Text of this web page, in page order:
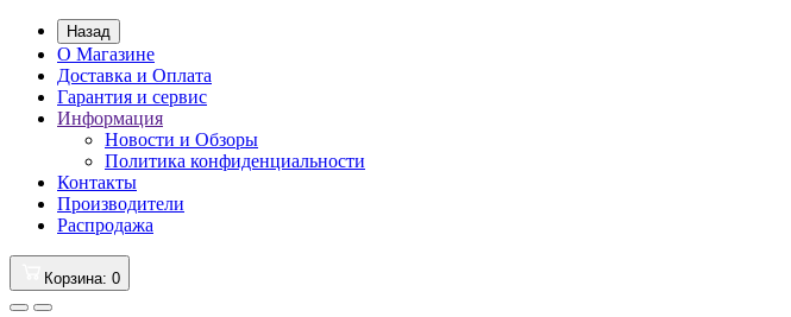
Назад
О Магазине
Доставка и Оплата
Гарантия и сервис
Информация
Новости и Обзоры
Политика конфиденциальности
Контакты
Производители
Распродажа
Корзина: 0